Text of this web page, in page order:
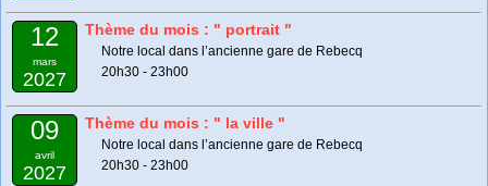
12
mars
2027
Thème du mois : " portrait "
Notre local dans l’ancienne gare de Rebecq
20h30 - 23h00
09
avril
2027
Thème du mois : " la ville "
Notre local dans l’ancienne gare de Rebecq
20h30 - 23h00